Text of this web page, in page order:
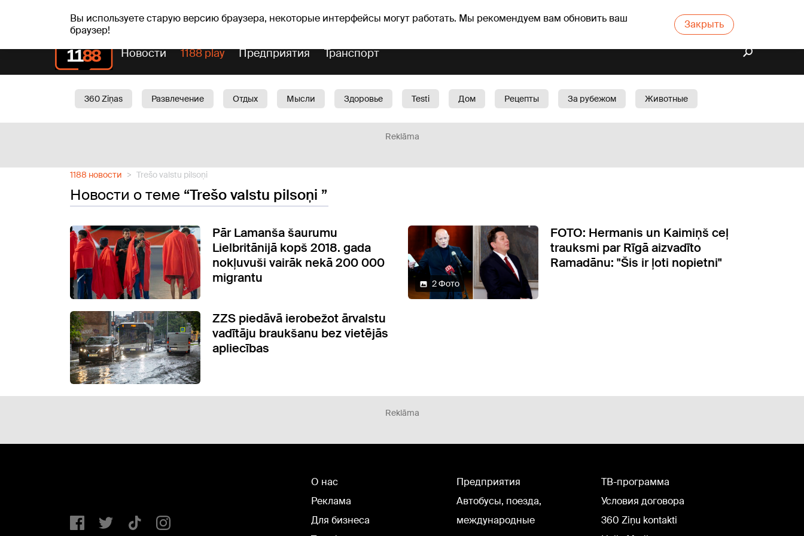
Вы используете старую версию браузера, некоторые интерфейсы могут работать. Мы рекомендуем вам обновить ваш
браузер!
Закрыть
чт, 06.08.2026. +21°C Alfrēds, Fredis, Madars Прогноз погоды Гороскопы
Новости 1188 play Предприятия Транспорт
360 Ziņas Развлечение Отдых Мысли Здоровье Testi Дом Рецепты За рубежом
Животные
Reklāma
1188 новости Trešo valstu pilsoņi
Новости о теме “Trešo valstu pilsoņi ”
Pār Lamanša šaurumu
Lielbritānijā kopš 2018. gada
nokļuvuši vairāk nekā 200 000
migrantu
2 Фото
FOTO: Hermanis un Kaimiņš ceļ
trauksmi par Rīgā aizvadīto
Ramadānu: "Šis ir ļoti nopietni"
ZZS piedāvā ierobežot ārvalstu
vadītāju braukšanu bez vietējās
apliecības
Reklāma
О нас
Реклама
Для бизнеса
Предприятия
Автобусы, поезда,
международные
TВ-программа
Условия договора
360 Ziņu kontakti